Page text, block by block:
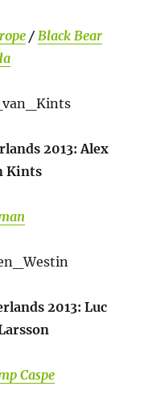
/Black Bear
2013: Alex
Kints
2013: Luc
Caspe